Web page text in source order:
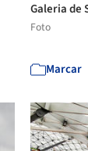
Galeria de
Foto
Marcar